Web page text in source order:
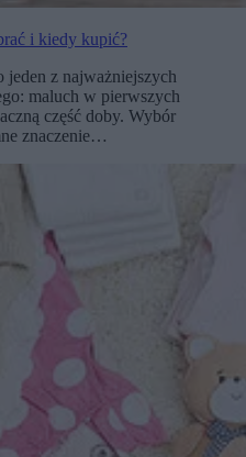
i kiedy kupić?
jeden z najważniejszych
maluch w pierwszych
część doby. Wybór
znaczenie…